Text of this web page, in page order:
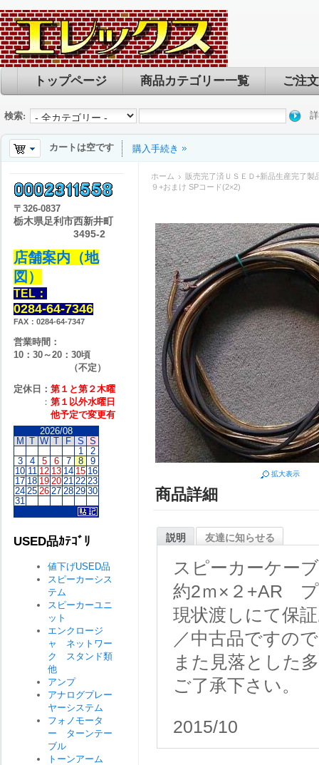
トップページ 商品カテゴリー一覧 ご注
検索:
カートは空です 購入手続き
ホーム
販売完了済ＵＳＥＤ+新品生産完了製
９+おまけ SPコード(2×2)
拡大表示
商品詳細
説明 友達に知らせる
スピーカーケー
約2ｍ×２+AR プ
現状渡しにて保
／中古品ですの
また見落とした
ご了承下さい。
2015/10
〒 326-0837
栃木県足利市西新井町
3495-2
店舗案内（地
図）
TEL：
0284-64-7346
FAX：0284-64-7347
営業時間：
10：30～20：30頃
（不定）
定休日： 第１と第２木曜
： 第１以外水曜日
他予定で変更有
2026/08
M T W T F S S
1
2
3
4 5 6 7 8
9
10 11 12 13 14 15 16
17 18 19 20 21 22 23
24 25 26 27 28 29 30
31
USED品ｶﾃｺﾞﾘ
値下げUSED品
スピーカーシス
テム
スピーカーユニ
ット
エンクロージ
ャ ネットワー
ク スタンド類
他
アンプ
アナログプレー
ヤーシステム
フォノモータ
ー ターンテー
ブル
トーンアーム